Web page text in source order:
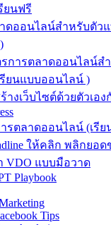
ยนฟรี
ดออนไลน์สำหรับตัว
การตลาดออนไลน์ส
รียนแบบออนไลน์ )
างเว็บไซต์ด้วยตัวเอ
รตลาดออนไลน์ (เรี
ให้คลิก พลิกยอด
VDO แบบมือวาด
Playbook
Tips